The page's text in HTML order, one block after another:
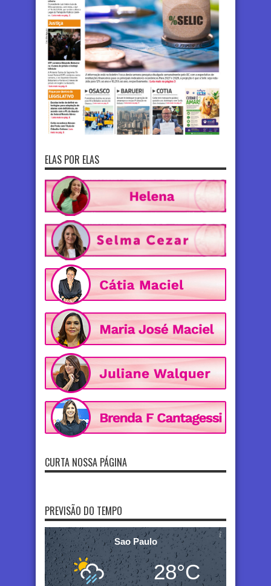
ELAS POR ELAS
CURTA NOSSA PÁGINA
PREVISÃO DO TEMPO
Sao Paulo
28°C